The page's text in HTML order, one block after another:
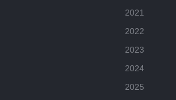
2021
2022
2023
2024
2025